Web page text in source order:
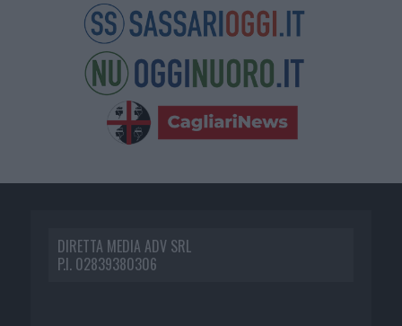
DIRETTA MEDIA ADV SRL
P.I. 02839380306